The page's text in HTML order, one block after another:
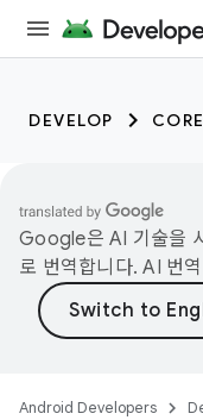
DEVELOP
Google은 AI 기술을
로 번역합니다. AI 번
Android Developers